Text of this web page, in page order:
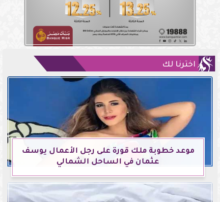
اخترنا لك
موعد خطوبة ملك قورة على رجل الأعمال يوسف
عثمان في الساحل الشمالي